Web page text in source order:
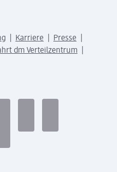
Karriere
Presse
dm Verteilzentrum